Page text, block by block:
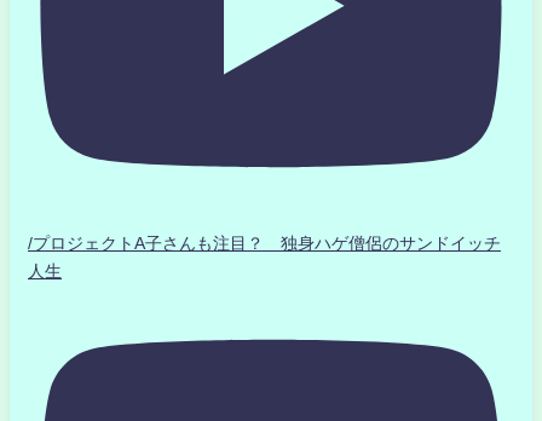
/プロジェクトA子さんも注目？ 独身ハゲ僧侶のサンドイッチ
人生